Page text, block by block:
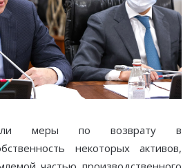
меры по возврату в
некоторых активов,